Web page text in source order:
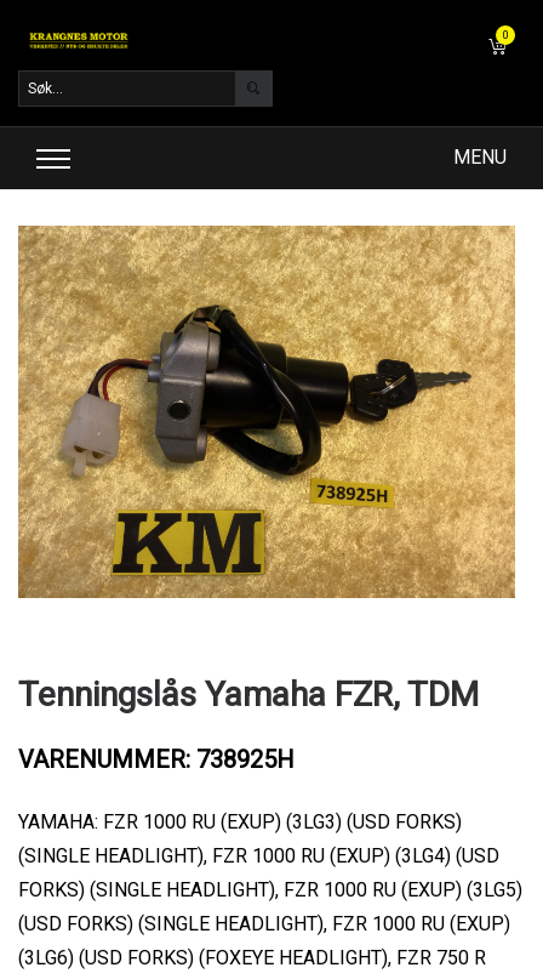
0
MENU
Tenningslås Yamaha FZR, TDM
VARENUMMER: 738925H
YAMAHA: FZR 1000 RU (EXUP) (3LG3) (USD FORKS)
(SINGLE HEADLIGHT), FZR 1000 RU (EXUP) (3LG4) (USD
FORKS) (SINGLE HEADLIGHT), FZR 1000 RU (EXUP) (3LG5)
(USD FORKS) (SINGLE HEADLIGHT), FZR 1000 RU (EXUP)
(3LG6) (USD FORKS) (FOXEYE HEADLIGHT), FZR 750 R